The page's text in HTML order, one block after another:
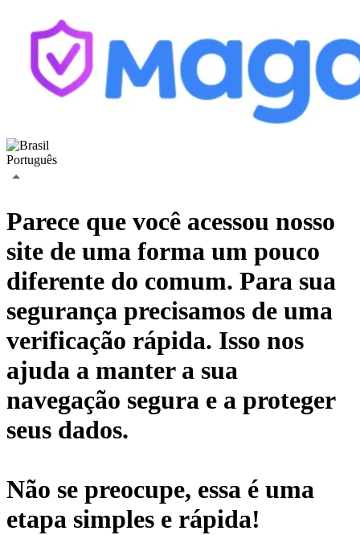
Português
Parece que você acessou nosso
site de uma forma um pouco
diferente do comum. Para sua
segurança precisamos de uma
verificação rápida. Isso nos
ajuda a manter a sua
navegação segura e a proteger
seus dados.
Não se preocupe, essa é uma
etapa simples e rápida!